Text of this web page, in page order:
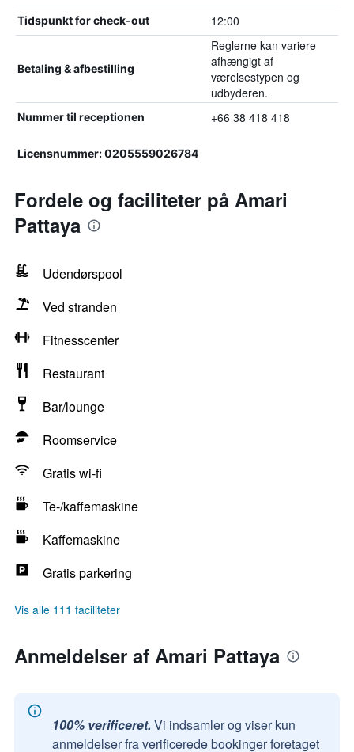
Tidspunkt for check-out 12:00
Betaling & afbestilling
Reglerne kan variere
afhængigt af
værelsestypen og
udbyderen.
Nummer til receptionen +66 38 418 418
Licensnummer: 0205559026784
Fordele og faciliteter på Amari
Pattaya
Udendørspool
Ved stranden
Fitnesscenter
Restaurant
Bar/lounge
Roomservice
Gratis wi-fi
Te-/kaffemaskine
Kaffemaskine
Gratis parkering
Vis alle 111 faciliteter
Anmeldelser af Amari Pattaya
100% verificeret. Vi indsamler og viser kun
anmeldelser fra verificerede bookinger foretaget